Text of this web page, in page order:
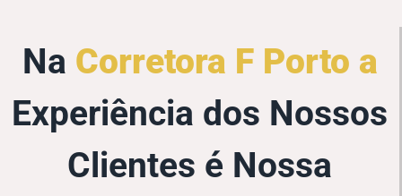
Na Corretora F Porto a
Experiência dos Nossos
Clientes é Nossa